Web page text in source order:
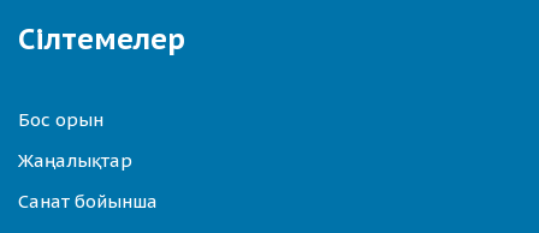
Сілтемелер
Бос орын
Жаңалықтар
Санат бойынша